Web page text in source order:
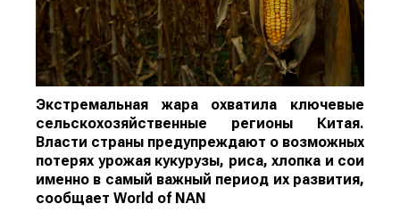
Экстремальная жара охватила ключевые
сельскохозяйственные регионы Китая.
Власти страны предупреждают о возможных
потерях урожая кукурузы, риса, хлопка и сои
именно в самый важный период их развития,
сообщает World of NAN